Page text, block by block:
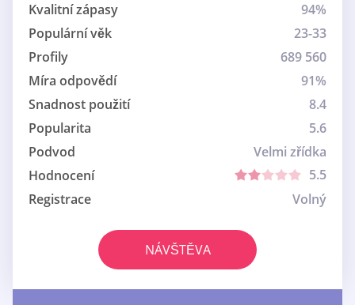
Kvalitní zápasy
94%
Populární věk
23-33
Profily
689 560
Míra odpovědí
91%
Snadnost použití
8.4
Popularita
5.6
Podvod
Velmi zřídka
Hodnocení
5.5
Registrace
Volný
NÁVŠTĚVA